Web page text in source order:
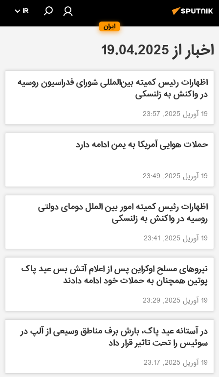
ایران
IR
اخبار از 19.04.2025
اظهارات رئیس کمیته بین‌المللی شورای فدراسیون روسیه
در واکنش به زلنسکی
19 آوریل 2025, 23:57
حملات هوایی آمریکا به یمن ادامه دارد
19 آوریل 2025, 23:49
اظهارات رئیس کمیته امور بین الملل دومای دولتی
روسیه در واکنش به زلنسکی
19 آوریل 2025, 23:41
نیروهای مسلح اوکراین پس از اعلام آتش بس عید پاک
پوتین همچنان به حملات خود ادامه دادند
19 آوریل 2025, 23:29
در آستانه عید پاک، بارش برف مناطق وسیعی از آلپ در
سوئیس را تحت تاثیر قرار داد
19 آوریل 2025, 23:17